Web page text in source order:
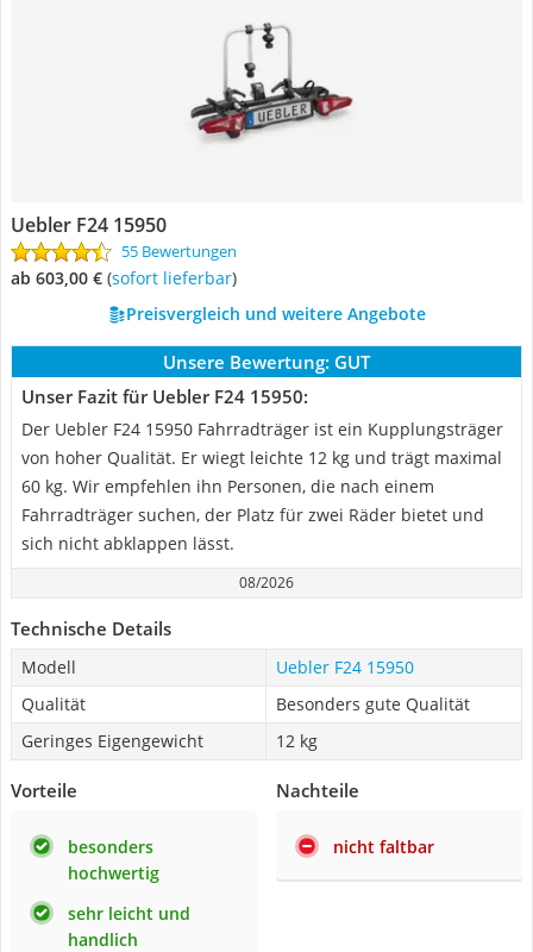
Uebler F24 15950
55 Bewertungen
ab 603,00 € ( Sofort lieferbar)
Preisvergleich und weitere Angebote
Unsere Bewertung: GUT
Unser Fazit für Uebler F24 15950:
Der Uebler F24 15950 Fahrradträger ist ein Kupplungsträger
von hoher Qualität. Er wiegt leichte 12 kg und trägt maximal
60 kg. Wir empfehlen ihn Personen, die nach einem
Fahrradträger suchen, der Platz für zwei Räder bietet und
sich nicht abklappen lässt.
08/2026
Technische Details
Modell
Uebler F24 15950
Qualität
Besonders gute Qualität
Geringes Eigengewicht
12 kg
Vorteile
besonders
hochwertig
sehr leicht und
handlich
Nachteile
nicht faltbar